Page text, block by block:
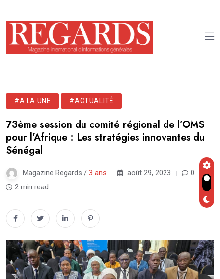
#A LA UNE #ACTUALITÉ
73ème session du comité régional de l’OMS
pour l’Afrique : Les stratégies innovantes du
Sénégal
Magazine Regards / 3 ans août 29, 2023
0
2 min read